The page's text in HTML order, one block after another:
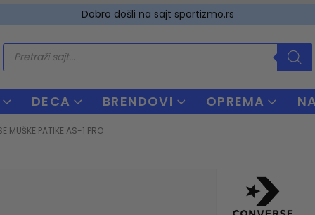
Dobro došli na sajt sportizmo.rs
Products
search
DECA BRENDOVI OPREMA
MUŠKE PATIKE AS-1 PRO